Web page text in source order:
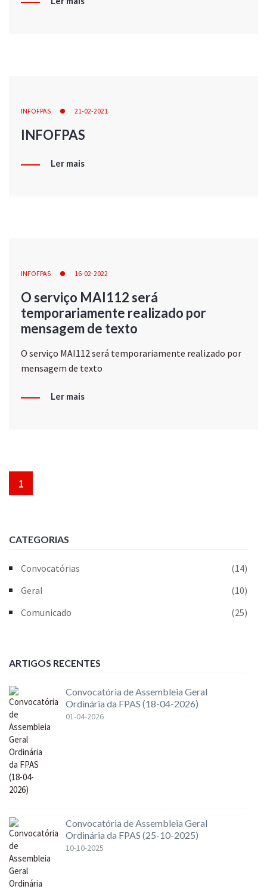
INFOFPAS 21-02-2021
INFOFPAS
Ler mais
INFOFPAS 16-02-2022
O serviço MAI112 será
temporariamente realizado por
mensagem de texto
O serviço MAI112 será temporariamente realizado por
mensagem de texto
Ler mais
1
CATEGORIAS
Convocatórias
(14)
Geral
(10)
Comunicado
(25)
ARTIGOS RECENTES
Convocatória de Assembleia Geral
Ordinária da FPAS (18-04-2026)
01-04-2026
Convocatória de Assembleia Geral
Ordinária da FPAS (25-10-2025)
10-10-2025